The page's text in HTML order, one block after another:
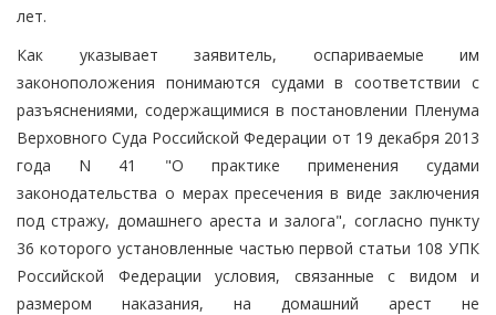
лет.
Как указывает заявитель, оспариваемые им
законоположения понимаются судами в соответствии с
разъяснениями, содержащимися в постановлении Пленума
Верховного Суда Российской Федерации от 19 декабря 2013
года N 41 "О практике применения судами
законодательства о мерах пресечения в виде заключения
под стражу, домашнего ареста и залога", согласно пункту
36 которого установленные частью первой статьи 108 УПК
Российской Федерации условия, связанные с видом и
размером наказания, на домашний арест не